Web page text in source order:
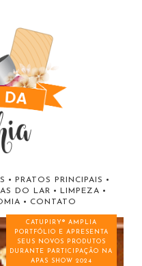
• PRATOS PRINCIPAIS •
DO LAR • LIMPEZA •
• CONTATO
CATUPIRY® AMPLIA
PORTFÓLIO E APRESENTA
SEUS NOVOS PRODUTOS
DURANTE PARTICIPAÇÃO NA
APAS SHOW 2024